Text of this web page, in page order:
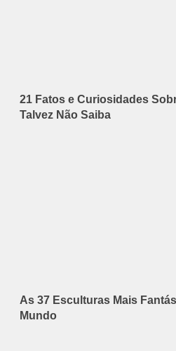
21 Fatos e Curiosidades
Talvez Não Saiba
As 37 Esculturas Mais
Mundo